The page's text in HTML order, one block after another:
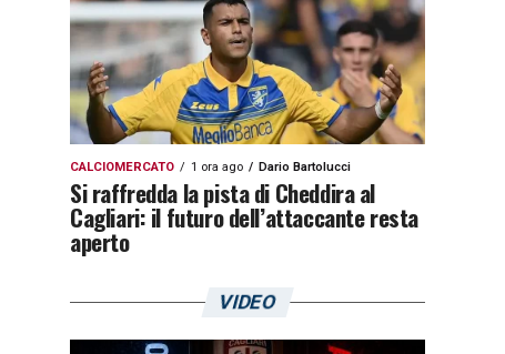
CALCIOMERCATO 1 ora ago Dario Bartolucci
Si raffredda la pista di Cheddira al
Cagliari: il futuro dell’attaccante resta
aperto
VIDEO